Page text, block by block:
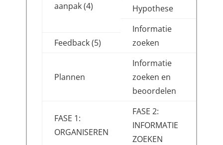
aanpak (4)
Hypothese
Informatie
zoeken
Feedback (5)
Plannen
Informatie
zoeken en
beoordelen
FASE 1:
ORGANISEREN
FASE 2:
INFORMATIE
ZOEKEN